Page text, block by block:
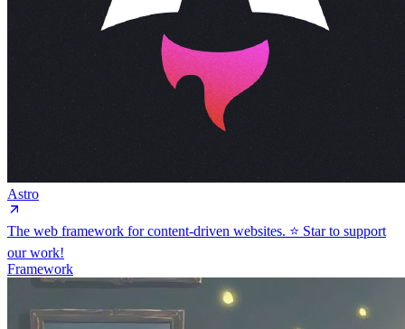
Astro
The web framework for content-driven websites. ⭐️ Star to support
our work!
Framework